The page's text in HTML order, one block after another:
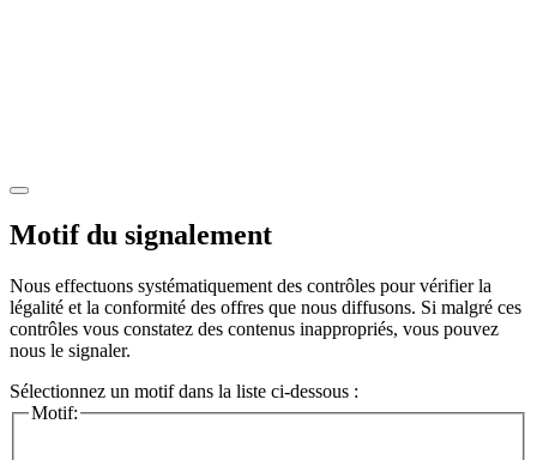
Motif du signalement
Nous effectuons systématiquement des contrôles pour vérifier la
légalité et la conformité des offres que nous diffusons. Si malgré ces
contrôles vous constatez des contenus inappropriés, vous pouvez
nous le signaler.
Sélectionnez un motif dans la liste ci-dessous :
Motif: